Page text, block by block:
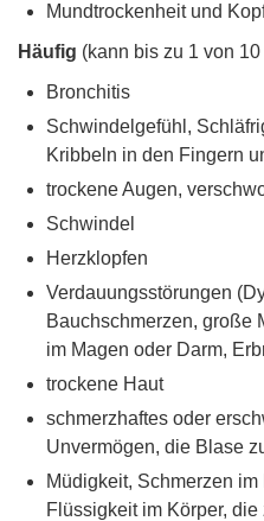
Mundtrockenheit und
Häufig (kann bis zu 1 von
Bronchitis
Schwindelgefühl,
Kribbeln in den Fingern
trockene Augen,
Schwindel
Herzklopfen
Verdauungsstörungen
Bauchschmerzen, große
im Magen oder Darm,
trockene Haut
schmerzhaftes oder
Unvermögen, die Blase
Müdigkeit, Schmerzen
Flüssigkeit im Körper,